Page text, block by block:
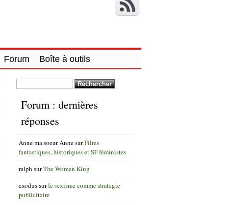
Forum Boîte à outils
Forum : dernières
réponses
Anne ma soeur AnnesurFilms
fantastiques, historiques et SF féministes
ralph surThe Woman King
exodussurle sexisme comme strategie
publicitaire